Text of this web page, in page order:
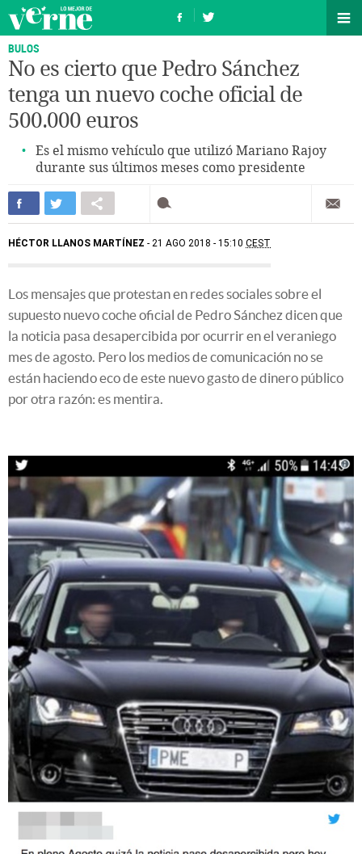
BULOS
No es cierto que Pedro Sánchez
tenga un nuevo coche oficial de
500.000 euros
Es el mismo vehículo que utilizó Mariano Rajoy
durante sus últimos meses como presidente
HÉCTOR LLANOS MARTÍNEZ 21 AGO 2018 - 15:10 CEST
Los mensajes que protestan en redes sociales sobre el
supuesto nuevo coche oficial de Pedro Sánchez dicen que
la noticia pasa desapercibida por ocurrir en el veraniego
mes de agosto. Pero los medios de comunicación no se
están haciendo eco de este nuevo gasto de dinero público
por otra razón: es mentira.